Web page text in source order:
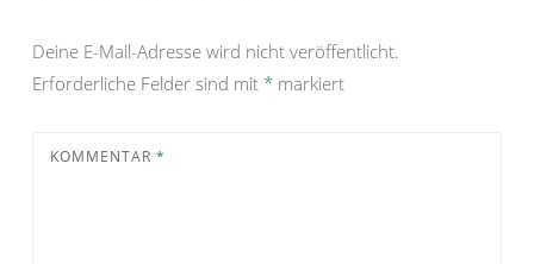
Deine E-Mail-Adresse wird nicht veröffentlicht.
Erforderliche Felder sind mit * markiert
KOMMENTAR *